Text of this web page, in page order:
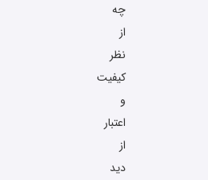
چه
از
نظر
کیفیت
و
اعتبار
از
دید